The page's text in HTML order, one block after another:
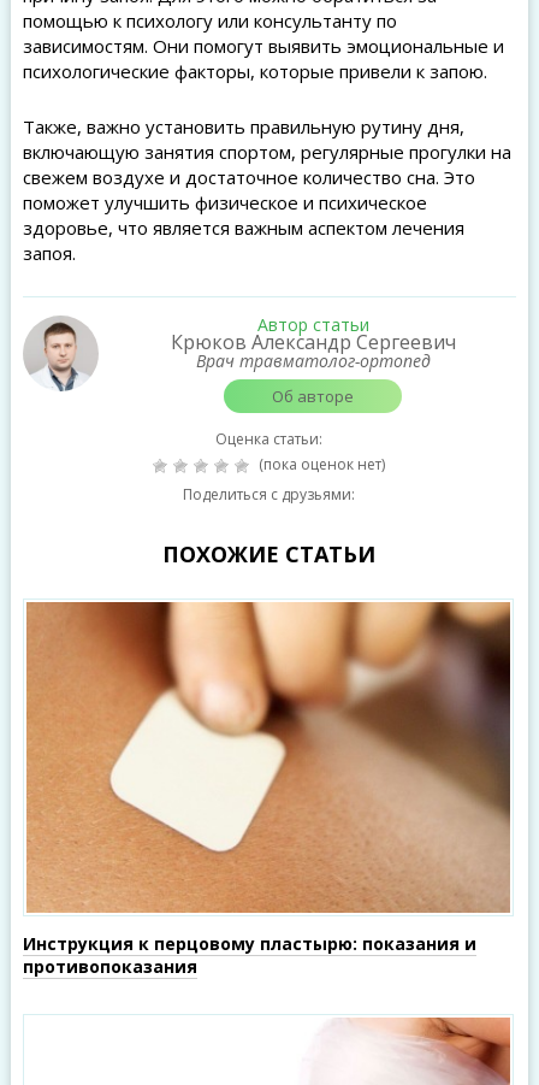
помощью к психологу или консультанту по
зависимостям. Они помогут выявить эмоциональные и
психологические факторы, которые привели к запою.
Также, важно установить правильную рутину дня,
включающую занятия спортом, регулярные прогулки на
свежем воздухе и достаточное количество сна. Это
поможет улучшить физическое и психическое
здоровье, что является важным аспектом лечения
запоя.
Автор статьи
Крюков Александр Сергеевич
Врач травматолог-ортопед
Об авторе
Оценка статьи:
(пока оценок нет)
Поделиться с друзьями:
ПОХОЖИЕ СТАТЬИ
Инструкция к перцовому пластырю: показания и
противопоказания